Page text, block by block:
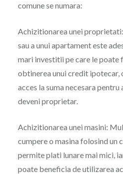
comune se numara:
Achizitionarea unei
sau a unui apartament este
mari investitii pe care le poate
obtinerea unui credit ipotecar,
acces la suma necesara pentru
deveni proprietar.
Achizitionarea unei masini:
cumpere o masina folosind un
permite plati lunare mai mici,
poate beneficia de utilizarea